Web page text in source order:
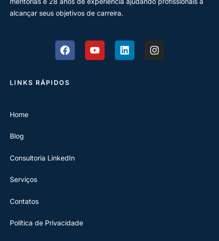
alcançar seus objetivos de carreira.
LINKS RÁPIDOS
Home
Blog
Consultoria LinkedIn
Serviços
Contatos
Política de Privacidade